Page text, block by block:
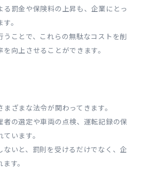
る罰金や保険料の上昇も、企業にとっ
。
うことで、これらの無駄なコストを削
向上させることができます。
ざまな法令が関わってきます。
者の選定や車両の点検、運転記録の保
います。
ないと、罰則を受けるだけでなく、企
す。